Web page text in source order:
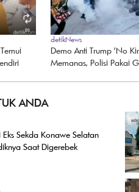
detikNews
Demo Anti Trump 'No
Memanas, Polisi Pakai
ANDA
Sekda Konawe Selatan
Saat Digerebek